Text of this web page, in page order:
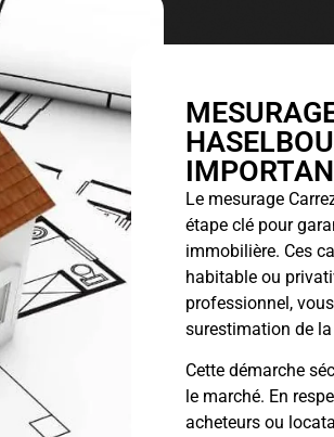
Le mesurage
étape clé pour
immobilière. Ces
habitable ou
professionnel,
surestimation de
Cette démarche
le marché. En
acheteurs ou